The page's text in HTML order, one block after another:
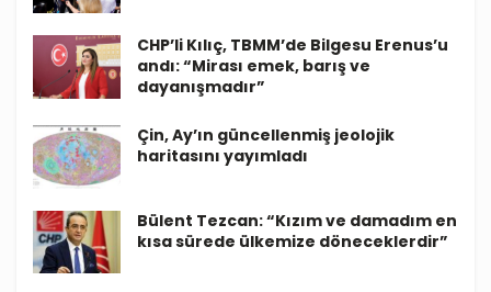
CHP’li Kılıç, TBMM’de Bilgesu Erenus’u
andı: “Mirası emek, barış ve
dayanışmadır”
Çin, Ay’ın güncellenmiş jeolojik
haritasını yayımladı
Bülent Tezcan: “Kızım ve damadım en
kısa sürede ülkemize döneceklerdir”